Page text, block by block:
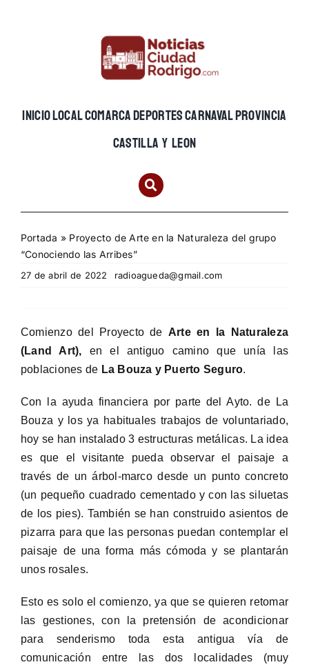
INICIOLOCALCOMARCADEPORTESCARNAVALPROVINCIA
CASTILLA Y LEON
Portada » Proyecto de Arte en la Naturaleza del grupo
“Conociendo las Arribes”
27 de abril de 2022 radioagueda@gmail.com
Comienzo del Proyecto de Arte en la Naturaleza
(Land Art), en el antiguo camino que unía las
poblaciones de La Bouza y Puerto Seguro.
Con la ayuda financiera por parte del Ayto. de La
Bouza y los ya habituales trabajos de voluntariado,
hoy se han instalado 3 estructuras metálicas. La idea
es que el visitante pueda observar el paisaje a
través de un árbol-marco desde un punto concreto
(un pequeño cuadrado cementado y con las siluetas
de los pies). También se han construido asientos de
pizarra para que las personas puedan contemplar el
paisaje de una forma más cómoda y se plantarán
unos rosales.
Esto es solo el comienzo, ya que se quieren retomar
las gestiones, con la pretensión de acondicionar
para senderismo toda esta antigua vía de
comunicación entre las dos localidades (muy